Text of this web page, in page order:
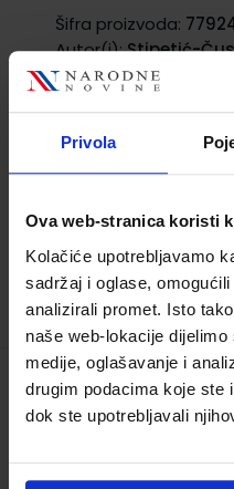
Privola
Ova web-stranica koristi
Kolačiće upotrebljavamo
sadržaj i oglase,
analizirali promet. Isto
naše web-lokacije
medije, oglašavanje i
drugim podacima koje ste
dok ste upotrebljavali
Šifra proizvoda:
Autor(i):Stipetić-
Petrinec Fulir Zubek
ministarstva:
LIKOVNA
likovne umjetnosti
škola s